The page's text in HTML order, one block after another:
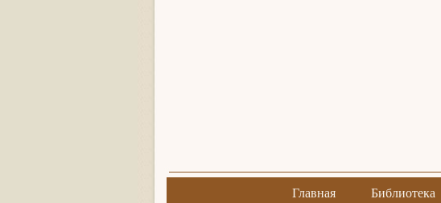
Главная Библиотека